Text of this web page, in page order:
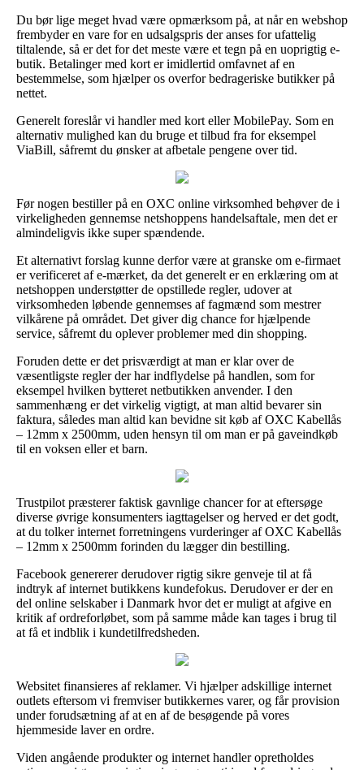
Du bør lige meget hvad være opmærksom på, at når en webshop
frembyder en vare for en udsalgspris der anses for ufattelig
tiltalende, så er det for det meste være et tegn på en uoprigtig e-
butik. Betalinger med kort er imidlertid omfavnet af en
bestemmelse, som hjælper os overfor bedrageriske butikker på
nettet.
Generelt foreslår vi handler med kort eller MobilePay. Som en
alternativ mulighed kan du bruge et tilbud fra for eksempel
ViaBill, såfremt du ønsker at afbetale pengene over tid.
Før nogen bestiller på en OXC online virksomhed behøver de i
virkeligheden gennemse netshoppens handelsaftale, men det er
almindeligvis ikke super spændende.
Et alternativt forslag kunne derfor være at granske om e-firmaet
er verificeret af e-mærket, da det generelt er en erklæring om at
netshoppen understøtter de opstillede regler, udover at
virksomheden løbende gennemses af fagmænd som mestrer
vilkårene på området. Det giver dig chance for hjælpende
service, såfremt du oplever problemer med din shopping.
Foruden dette er det prisværdigt at man er klar over de
væsentligste regler der har indflydelse på handlen, som for
eksempel hvilken bytteret netbutikken anvender. I den
sammenhæng er det virkelig vigtigt, at man altid bevarer sin
faktura, således man altid kan bevidne sit køb af OXC Kabellås
– 12mm x 2500mm, uden hensyn til om man er på gaveindkøb
til en voksen eller et barn.
Trustpilot præsterer faktisk gavnlige chancer for at eftersøge
diverse øvrige konsumenters iagttagelser og herved er det godt,
at du tolker internet forretningens vurderinger af OXC Kabellås
– 12mm x 2500mm forinden du lægger din bestilling.
Facebook genererer derudover rigtig sikre genveje til at få
indtryk af internet butikkens kundefokus. Derudover er der en
del online selskaber i Danmark hvor det er muligt at afgive en
kritik af ordreforløbet, som på samme måde kan tages i brug til
at få et indblik i kundetilfredsheden.
Websitet finansieres af reklamer. Vi hjælper adskillige internet
outlets eftersom vi fremviser butikkernes varer, og får provision
under forudsætning af at en af de besøgende på vores
hjemmeside laver en ordre.
Viden angående produkter og internet handler opretholdes